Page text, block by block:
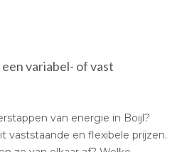
variabel- of vast
van energie in Boijl?
vaststaande en flexibele prijzen.